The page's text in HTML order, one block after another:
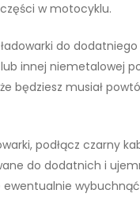
w motocyklu.
do
innej niemetalowej
będziesz musiał
podłącz czarny
do dodatnich i
ewentualnie